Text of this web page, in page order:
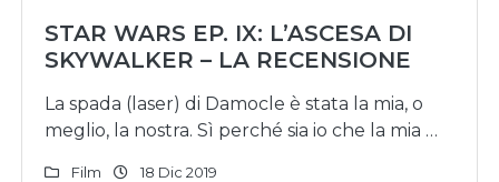
STAR WARS EP. IX: L’ASCESA DI
SKYWALKER – LA RECENSIONE
La spada (laser) di Damocle è stata la mia, o
meglio, la nostra. Sì perché sia io che la mia …
Film 18 Dic 2019